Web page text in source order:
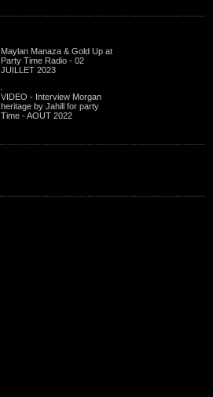
Maylan Manaza & Gold Up at
Party Time Radio - 02
JUILLET 2023
VIDEO - Interview Morgan
heritage by Jahill for party
Time - AOUT 2022